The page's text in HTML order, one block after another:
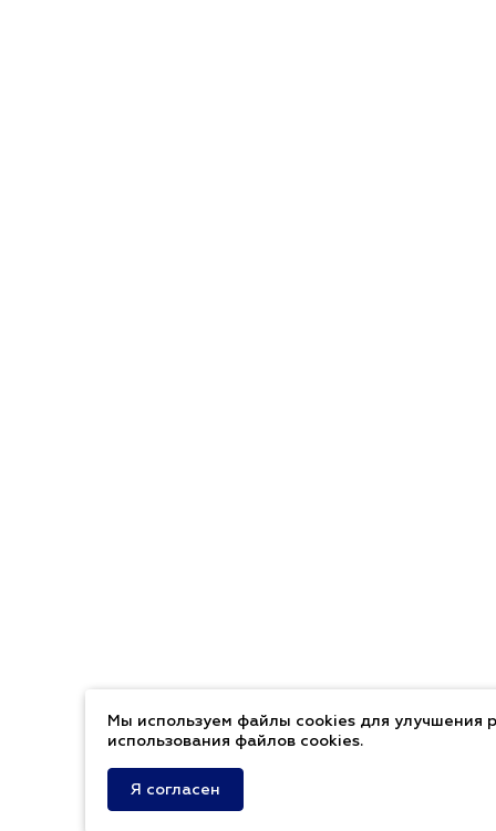
Мы используем файлы cookies для улучшения
использования файлов cookies.
Я согласен